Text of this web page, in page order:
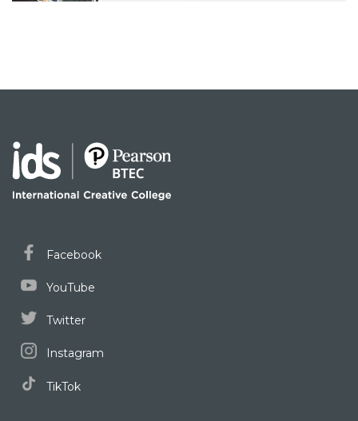
Facebook
YouTube
Twitter
Instagram
TikTok